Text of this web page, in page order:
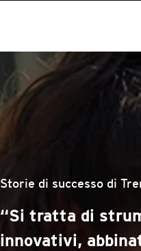
Storie di successo di
“Si tratta di
innovativi,
Products